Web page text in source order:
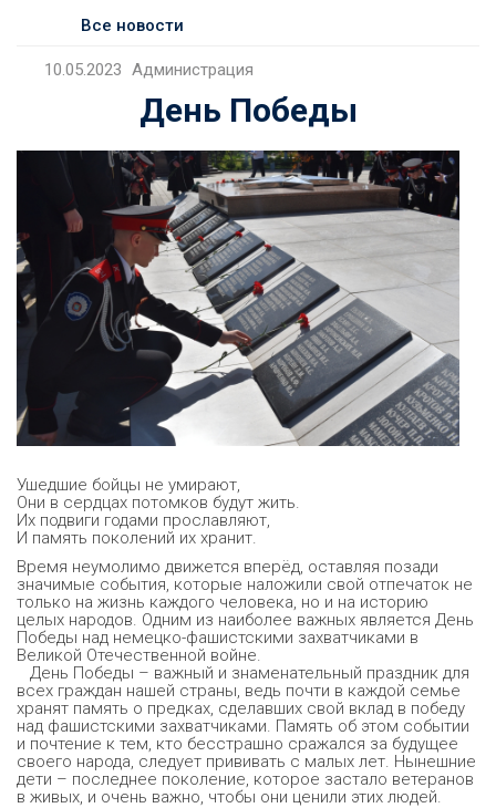
Все новости
10.05.2023 Администрация
День Победы
Ушедшие бойцы не умирают,
Они в сердцах потомков будут жить.
Их подвиги годами прославляют,
И память поколений их хранит.
Время неумолимо движется вперёд, оставляя позади
значимые события, которые наложили свой отпечаток не
только на жизнь каждого человека, но и на историю
целых народов. Одним из наиболее важных является День
Победы над немецко-фашистскими захватчиками в
Великой Отечественной войне.
День Победы – важный и знаменательный праздник для
всех граждан нашей страны, ведь почти в каждой семье
хранят память о предках, сделавших свой вклад в победу
над фашистскими захватчиками. Память об этом событии
и почтение к тем, кто бесстрашно сражался за будущее
своего народа, следует прививать с малых лет. Нынешние
дети – последнее поколение, которое застало ветеранов
в живых, и очень важно, чтобы они ценили этих людей.